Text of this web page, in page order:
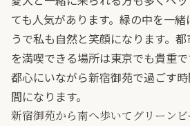
ても人気があります。緑の中を一
うで私も自然と笑顔になります。
を満喫できる場所は東京でも貴重で
都心にいながら新宿御苑で過ごす
間になります。
新宿御苑から南へ歩いてグリーン